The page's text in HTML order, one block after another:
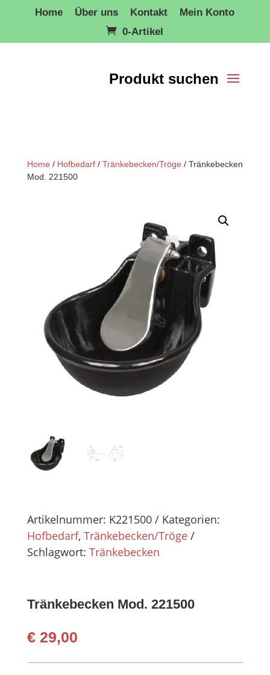
Home Über uns Kontakt
Mein Konto
0-Artikel
Home / Hofbedarf/ Tränkebecken/Tröge / Tränkebecken
Mod. 221500
Artikelnummer: K221500
Kategorien:
Hofbedarf, Tränkebecken/Tröge
Schlagwort: Tränkebecken
Tränkebecken Mod. 221500
€29,00